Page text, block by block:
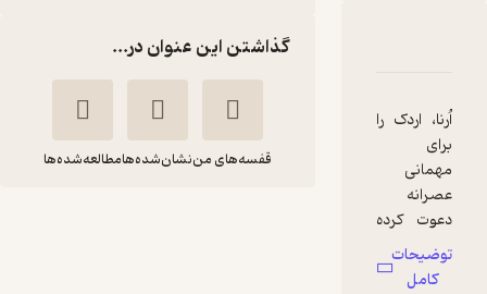
اُرنا، اردک را
برای
مهمانی
عصرانه
دعوت کرده
است. اما
اردک خیلی
توضیحات
کامل
گذاشتن این عنوان در...
قفسه‌های مننشان‌شده‌هامطالعه‌شده‌ها